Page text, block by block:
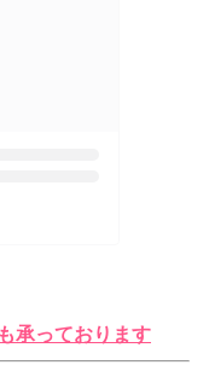
承っております